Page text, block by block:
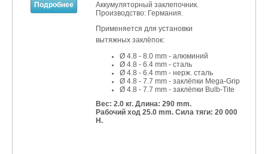
Подробнее
Аккумуляторный заклепочник.
Производство: Германия.
Применяется для установки
вытяжных заклёпок:
Ø 4.8 - 8.0 mm - алюминий
Ø 4.8 - 6.4 mm - сталь
Ø 4.8 - 6.4 mm - нерж. сталь
Ø 4.8 - 7.7 mm - заклёпки Mega-Grip
Ø 4.8 - 7.7 mm - заклёпки Bulb-Tite
Вес: 2.0 кг. Длина: 290 mm.
Рабочий ход 25.0 mm. Сила тяги: 20 000
Н.